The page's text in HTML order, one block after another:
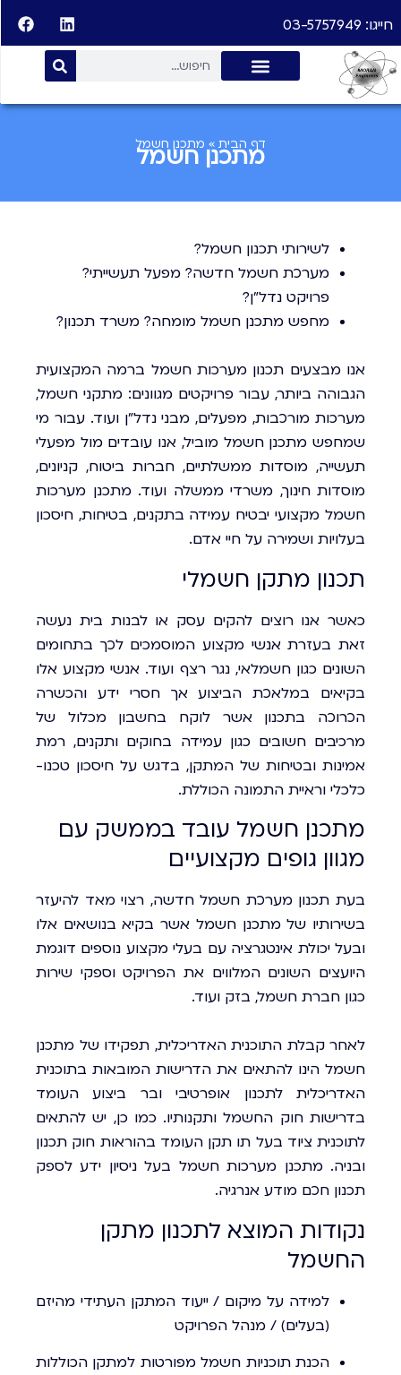
חייגו: 03-5757949
דף הבית » מתכנן חשמל
מתכנן חשמל
לשירותי תכנון חשמל?
מערכת חשמל חדשה? מפעל תעשייתי?
פרויקט נדל"ן?
מחפש מתכנן חשמל מומחה? משרד תכנון?
אנו מבצעים תכנון מערכות חשמל ברמה המקצועית
הגבוהה ביותר, עבור פרויקטים מגוונים: מתקני חשמל,
מערכות מורכבות, מפעלים, מבני נדל"ן ועוד. עבור מי
שמחפש מתכנן חשמל מוביל, אנו עובדים מול מפעלי
תעשייה, מוסדות ממשלתיים, חברות ביטוח, קניונים,
מוסדות חינוך, משרדי ממשלה ועוד. מתכנן מערכות
חשמל מקצועי יבטיח עמידה בתקנים, בטיחות, חיסכון
בעלויות ושמירה על חיי אדם.
תכנון מתקן חשמלי
כאשר אנו רוצים להקים עסק או לבנות בית נעשה
זאת בעזרת אנשי מקצוע המוסמכים לכך בתחומים
השונים כגון חשמלאי, נגר רצף ועוד. אנשי מקצוע אלו
בקיאים במלאכת הביצוע אך חסרי ידע והכשרה
הכרוכה בתכנון אשר לוקח בחשבון מכלול של
מרכיבים חשובים כגון עמידה בחוקים ותקנים, רמת
אמינות ובטיחות של המתקן, בדגש על חיסכון טכנו-
כלכלי וראיית התמונה הכוללת.
מתכנן חשמל עובד בממשק עם
מגוון גופים מקצועיים
בעת תכנון מערכת חשמל חדשה, רצוי מאד להיעזר
בשירותיו של מתכנן חשמל אשר בקיא בנושאים אלו
ובעל יכולת אינטגרציה עם בעלי מקצוע נוספים דוגמת
היועצים השונים המלווים את הפרויקט וספקי שירות
כגון חברת חשמל, בזק ועוד.
לאחר קבלת התוכנית האדריכלית, תפקידו של מתכנן
חשמל הינו להתאים את הדרישות המובאות בתוכנית
האדריכלית לתכנון אופרטיבי ובר ביצוע העומד
בדרישות חוק החשמל ותקנותיו. כמו כן, יש להתאים
לתוכנית ציוד בעל תו תקן העומד בהוראות חוק תכנון
ובניה. מתכנן מערכות חשמל בעל ניסיון ידע לספק
תכנון חכם מודע אנרגיה.
נקודות המוצא לתכנון מתקן
החשמל
למידה על מיקום / ייעוד המתקן העתידי מהיזם
(בעלים) / מנהל הפרויקט
הכנת תוכניות חשמל מפורטות למתקן הכוללות